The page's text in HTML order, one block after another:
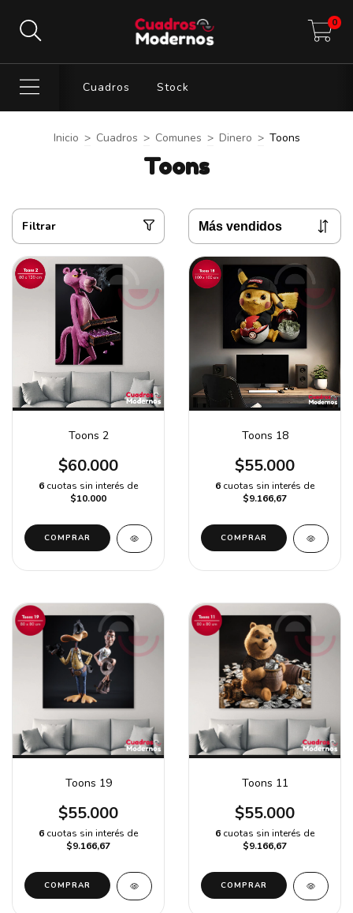
0
Cuadros Stock
Inicio > Cuadros > Comunes > Dinero > Toons
Toons
Filtrar
Toons 2
$60.000
6 cuotas sin interés de
$10.000
COMPRAR
Toons 18
$55.000
6 cuotas sin interés de
$9.166,67
COMPRAR
Toons 19
$55.000
6 cuotas sin interés de
$9.166,67
COMPRAR
Toons 11
$55.000
6 cuotas sin interés de
$9.166,67
COMPRAR